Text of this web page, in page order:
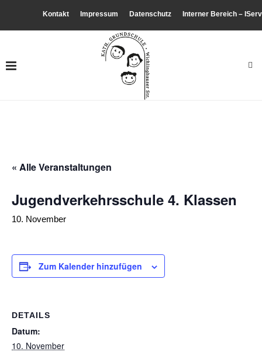
Kontakt Impressum Datenschutz Interner Bereich – IServ
« Alle Veranstaltungen
Jugendverkehrsschule 4. Klassen
10. November
Zum Kalender hinzufügen
DETAILS
Datum:
10. November